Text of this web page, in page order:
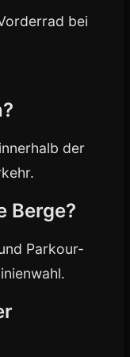
bei
der
Berge?
Parkour-